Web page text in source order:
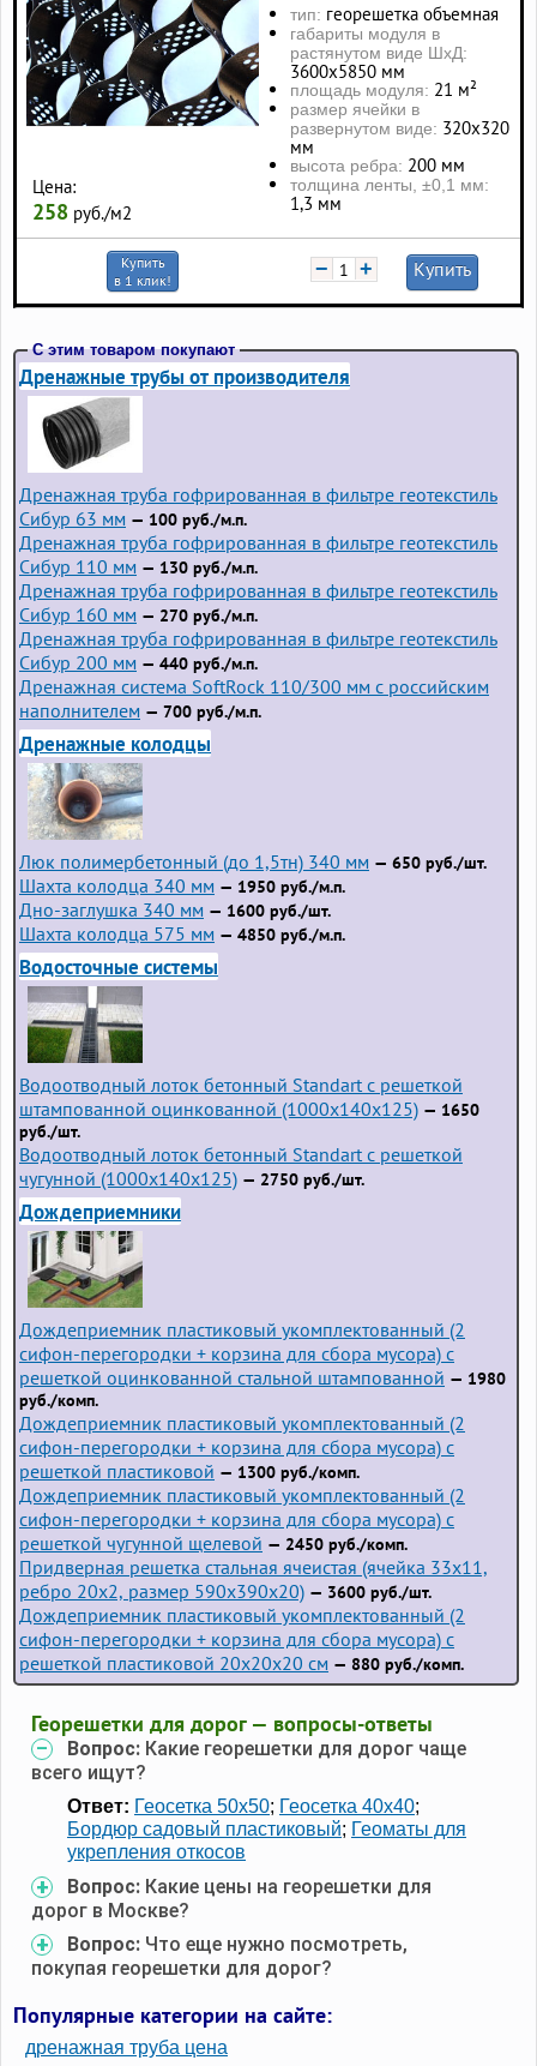
Цена:
258 руб./м2
тип: георешетка объемная
габариты модуля в
растянутом виде ШхД:
3600х5850 мм
площадь модуля: 21 м²
размер ячейки в
развернутом виде: 320х320
мм
высота ребра: 200 мм
толщина ленты, ±0,1 мм:
1,3 мм
Купить
в 1 клик!
− + Купить
С этим товаром покупают
Дренажные трубы от производителя
Дренажная труба гофрированная в фильтре геотекстиль
Сибур 63 мм — 100 руб./м.п.
Дренажная труба гофрированная в фильтре геотекстиль
Сибур 110 мм — 130 руб./м.п.
Дренажная труба гофрированная в фильтре геотекстиль
Сибур 160 мм — 270 руб./м.п.
Дренажная труба гофрированная в фильтре геотекстиль
Сибур 200 мм — 440 руб./м.п.
Дренажная система SoftRock 110/300 мм с российским
наполнителем — 700 руб./м.п.
Дренажные колодцы
Люк полимербетонный (до 1,5тн) 340 мм — 650 руб./шт.
Шахта колодца 340 мм — 1950 руб./м.п.
Дно-заглушка 340 мм — 1600 руб./шт.
Шахта колодца 575 мм — 4850 руб./м.п.
Водосточные системы
Водоотводный лоток бетонный Standart с решеткой
штампованной оцинкованной (1000x140x125) — 1650
руб./шт.
Водоотводный лоток бетонный Standart с решеткой
чугунной (1000x140x125) — 2750 руб./шт.
Дождеприемники
Дождеприемник пластиковый укомплектованный (2
сифон-перегородки + корзина для сбора мусора) с
решеткой оцинкованной стальной штампованной — 1980
руб./комп.
Дождеприемник пластиковый укомплектованный (2
сифон-перегородки + корзина для сбора мусора) с
решеткой пластиковой — 1300 руб./комп.
Дождеприемник пластиковый укомплектованный (2
сифон-перегородки + корзина для сбора мусора) с
решеткой чугунной щелевой — 2450 руб./комп.
Придверная решетка стальная ячеистая (ячейка 33x11,
ребро 20x2, размер 590x390x20) — 3600 руб./шт.
Дождеприемник пластиковый укомплектованный (2
сифон-перегородки + корзина для сбора мусора) с
решеткой пластиковой 20х20х20 см — 880 руб./комп.
Георешетки для дорог — вопросы-ответы
Вопрос: Какие георешетки для дорог чаще
всего ищут?
Ответ: Геосетка 50x50; Геосетка 40x40;
Бордюр садовый пластиковый; Геоматы для
укрепления откосов
Вопрос: Какие цены на георешетки для
дорог в Москве?
Вопрос: Что еще нужно посмотреть,
покупая георешетки для дорог?
Популярные категории на сайте:
дренажная труба цена